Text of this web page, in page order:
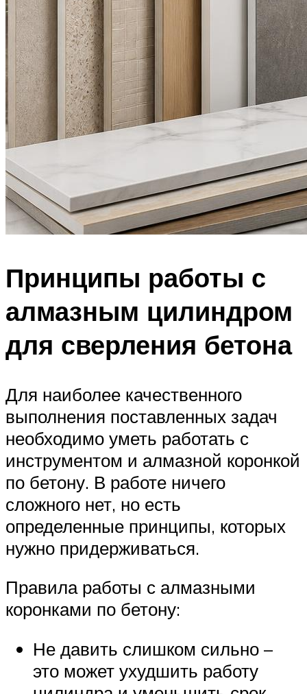
Принципы работы с
алмазным цилиндром
для сверления бетона
Для наиболее качественного
выполнения поставленных задач
необходимо уметь работать с
инструментом и алмазной коронкой
по бетону. В работе ничего
сложного нет, но есть
определенные принципы, которых
нужно придерживаться.
Правила работы с алмазными
коронками по бетону:
Не давить слишком сильно –
это может ухудшить работу